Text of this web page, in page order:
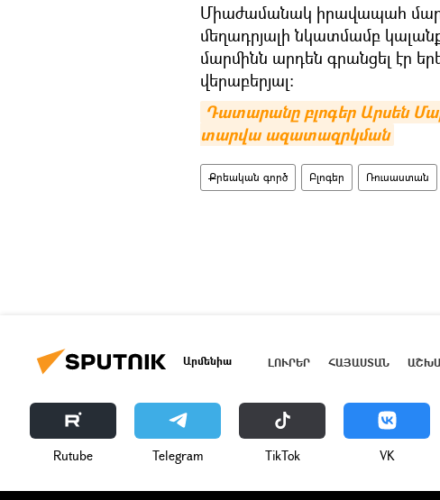
Միաժամանակ իրավապահ
մեղադրյալի նկատմամբ
մարմինն արդեն գրանցել էր
վերաբերյալ։
Դատարանը բլոգեր Արսեն
տարվա ազատազրկման
Քրեական գործ Բլոգեր Ռուսաստան
Արմենիա ԼՈՒՐԵՐ ՀԱՅԱՍՏԱՆ
Rutube Telegram ТikТоk VK